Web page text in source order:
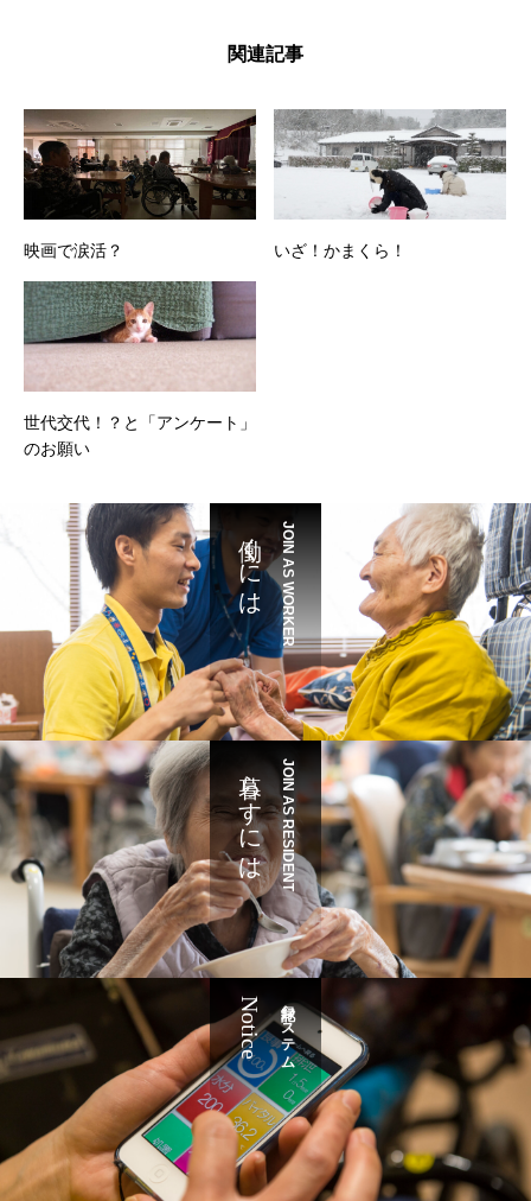
関連記事
映画で涙活？ いざ！かまくら！
世代交代！？と「アンケート」
のお願い
JOIN AS WORKER
働くには
JOIN AS RESIDENT
暮らすには
記録システム
Notice